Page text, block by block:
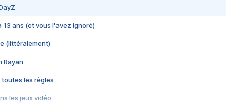
13 ans (et vous l'avez ignoré)
(littéralement)
Rayan
toutes les règles
les jeux vidéo